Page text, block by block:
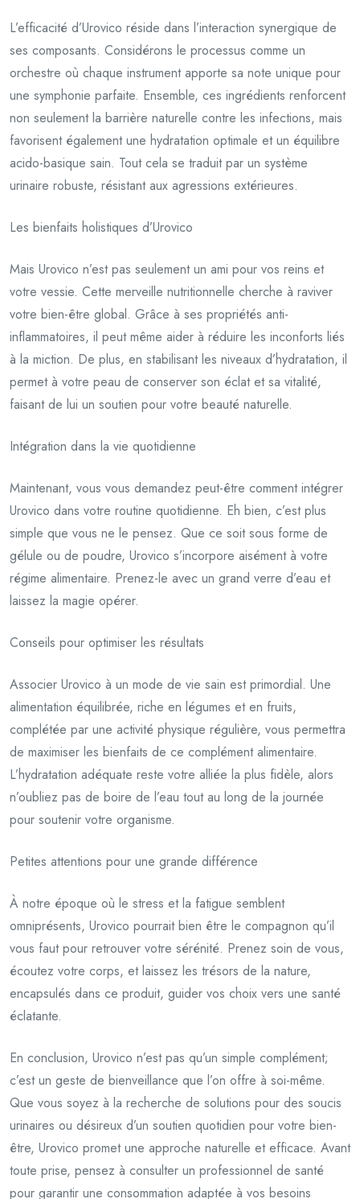
L’efficacité d’Urovico réside dans l’interaction synergique de
ses composants. Considérons le processus comme un
orchestre où chaque instrument apporte sa note unique pour
une symphonie parfaite. Ensemble, ces ingrédients renforcent
non seulement la barrière naturelle contre les infections, mais
favorisent également une hydratation optimale et un équilibre
acido-basique sain. Tout cela se traduit par un système
urinaire robuste, résistant aux agressions extérieures.
Les bienfaits holistiques d’Urovico
Mais Urovico n’est pas seulement un ami pour vos reins et
votre vessie. Cette merveille nutritionnelle cherche à raviver
votre bien-être global. Grâce à ses propriétés anti-
inflammatoires, il peut même aider à réduire les inconforts liés
à la miction. De plus, en stabilisant les niveaux d’hydratation, il
permet à votre peau de conserver son éclat et sa vitalité,
faisant de lui un soutien pour votre beauté naturelle.
Intégration dans la vie quotidienne
Maintenant, vous vous demandez peut-être comment intégrer
Urovico dans votre routine quotidienne. Eh bien, c’est plus
simple que vous ne le pensez. Que ce soit sous forme de
gélule ou de poudre, Urovico s’incorpore aisément à votre
régime alimentaire. Prenez-le avec un grand verre d’eau et
laissez la magie opérer.
Conseils pour optimiser les résultats
Associer Urovico à un mode de vie sain est primordial. Une
alimentation équilibrée, riche en légumes et en fruits,
complétée par une activité physique régulière, vous permettra
de maximiser les bienfaits de ce complément alimentaire.
L’hydratation adéquate reste votre alliée la plus fidèle, alors
n’oubliez pas de boire de l’eau tout au long de la journée
pour soutenir votre organisme.
Petites attentions pour une grande différence
À notre époque où le stress et la fatigue semblent
omniprésents, Urovico pourrait bien être le compagnon qu’il
vous faut pour retrouver votre sérénité. Prenez soin de vous,
écoutez votre corps, et laissez les trésors de la nature,
encapsulés dans ce produit, guider vos choix vers une santé
éclatante.
En conclusion, Urovico n’est pas qu’un simple complément;
c’est un geste de bienveillance que l’on offre à soi-même.
Que vous soyez à la recherche de solutions pour des soucis
urinaires ou désireux d’un soutien quotidien pour votre bien-
être, Urovico promet une approche naturelle et efficace. Avant
toute prise, pensez à consulter un professionnel de santé
pour garantir une consommation adaptée à vos besoins